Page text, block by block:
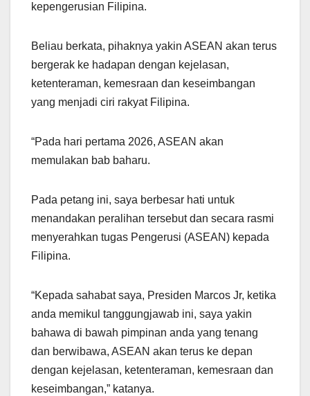
kepengerusian Filipina.
Beliau berkata, pihaknya yakin ASEAN akan terus
bergerak ke hadapan dengan kejelasan,
ketenteraman, kemesraan dan keseimbangan
yang menjadi ciri rakyat Filipina.
“Pada hari pertama 2026, ASEAN akan
memulakan bab baharu.
Pada petang ini, saya berbesar hati untuk
menandakan peralihan tersebut dan secara rasmi
menyerahkan tugas Pengerusi (ASEAN) kepada
Filipina.
“Kepada sahabat saya, Presiden Marcos Jr, ketika
anda memikul tanggungjawab ini, saya yakin
bahawa di bawah pimpinan anda yang tenang
dan berwibawa, ASEAN akan terus ke depan
dengan kejelasan, ketenteraman, kemesraan dan
keseimbangan,” katanya.